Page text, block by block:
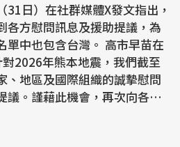
31日）在社群媒體X發文指出，
各方慰問訊息及援助提議，為
含台灣。 高市早苗在
2026年熊本地震，我們截至
、地區及國際組織的誠摯慰問
議。謹藉此機會，再次向各位